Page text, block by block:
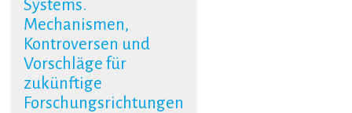
Systems.
Mechanismen,
Kontroversen und
Vorschläge für
zukünftige
Forschungsrichtungen